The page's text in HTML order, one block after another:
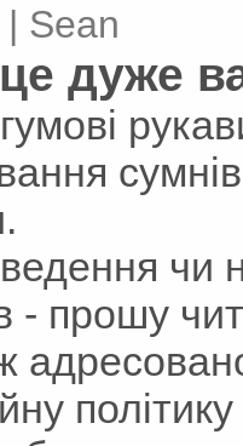
Sean
це дуже
чи
- прошу
політику